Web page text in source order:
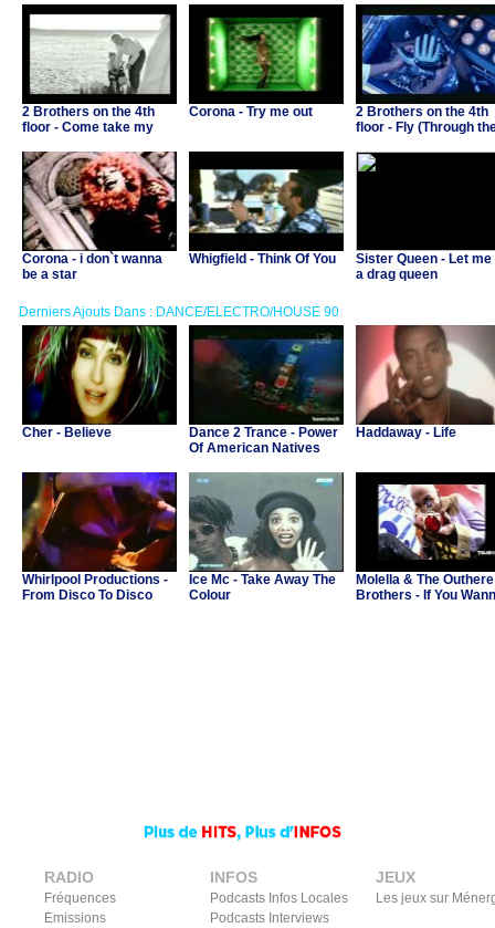
2 Brothers on the 4th
floor - Come take my
Corona - Try me out
2 Brothers on the 4th
floor - Fly (Through
Corona - i don`t wanna
be a star
Whigfield - Think Of You
Sister Queen - Let me
a drag queen
Derniers Ajouts Dans : DANCE/ELECTRO/HOUSE 90
Cher - Believe
Dance 2 Trance - Power
Of American Natives
Haddaway - Life
Whirlpool Productions -
From Disco To Disco
Ice Mc - Take Away The
Colour
Molella & The Outhere
Brothers - If You
RADIO
Fréquences
Emissions
INFOS
Podcasts Infos Locales
Podcasts Interviews
JEUX
Les jeux sur